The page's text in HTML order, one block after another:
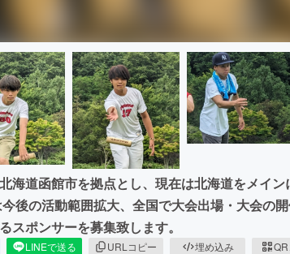
海道函館市を拠点とし、現在は北海道をメイ
後の活動範囲拡大、全国で大会出場・大会の
スポンサーを募集致します。
LINEで送る URLコピー 埋め込み